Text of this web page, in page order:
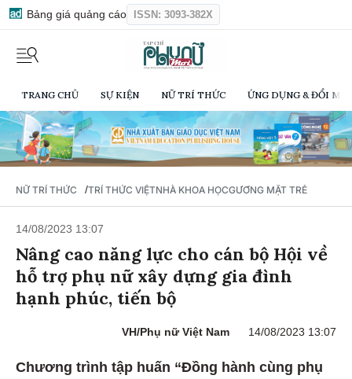
Bảng giá quảng cáo ISSN: 3093-382X
TRANG CHỦ SỰ KIỆN NỮ TRÍ THỨC ỨNG DỤNG & ĐỔI
NỮ TRÍ THỨC / TRÍ THỨC VIỆT NHÀ KHOA HỌCGƯƠNG MẶT TRẺ
14/08/2023 13:07
Nâng cao năng lực cho cán bộ Hội về
hỗ trợ phụ nữ xây dựng gia đình
hạnh phúc, tiến bộ
VH/Phụ nữ Việt Nam 14/08/2023 13:07
Chương trình tập huấn “Đồng hành cùng phụ